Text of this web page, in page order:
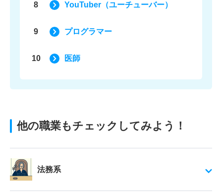
8 YouTuber（ユーチューバー）
9 プログラマー
10 医師
他の職業もチェックしてみよう！
法務系